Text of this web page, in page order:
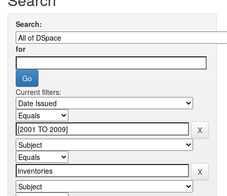
Search:
for
Current filters: